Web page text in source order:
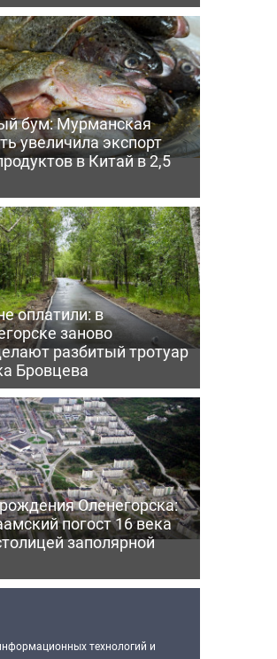
бум: Мурманская
увеличила экспорт
в Китай в 2,5
оплатили: в
заново
разбитый тротуар
Бровцева
Оленегорска:
погост 16 века
заполярной
технологий и